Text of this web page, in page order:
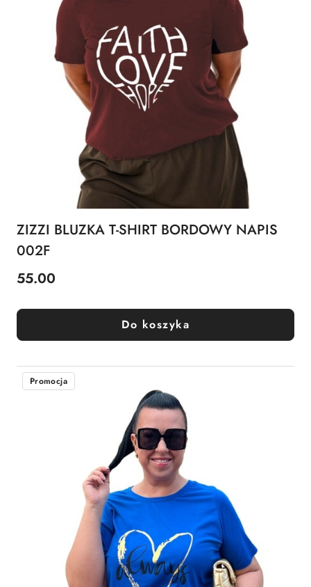
ZIZZI BLUZKA T-SHIRT BORDOWY NAPIS
002F
Cena:
55.00
Do koszyka
Promocja